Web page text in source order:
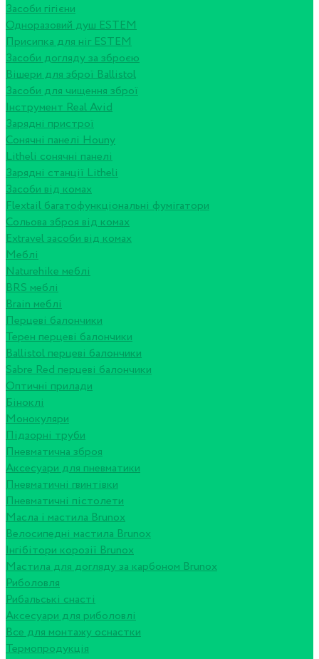
Засоби гігієни
Одноразовий душ ESTEM
Присипка для ніг ESTEM
Засоби догляду за зброєю
Вішери для зброї Ballistol
Засоби для чищення зброї
Інструмент Real Avid
Зарядні пристрої
Сонячні панелі Houny
Litheli сонячні панелі
Зарядні станції Litheli
Засоби від комах
Flextail багатофункціональні фумігатори
Сольова зброя від комах
Extravel засоби від комах
Меблі
Naturehike меблі
BRS меблі
Brain меблі
Перцеві балончики
Терен перцеві балончики
Ballistol перцеві балончики
Sabre Red перцеві балончики
Оптичні прилади
Біноклі
Монокуляри
Підзорні труби
Пневматична зброя
Аксесуари для пневматики
Пневматичні гвинтівки
Пневматичні пістолети
Масла і мастила Brunox
Велосипедні мастила Brunox
Інгібітори корозії Brunox
Мастила для догляду за карбоном Brunox
Риболовля
Рибальські снасті
Аксесуари для риболовлі
Все для монтажу оснастки
Термопродукція